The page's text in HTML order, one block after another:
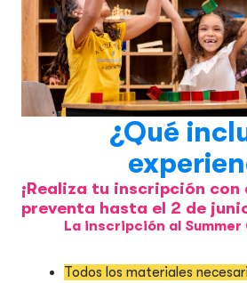
¿Qué
¡Realiza tu inscripción con
preventa hasta el 2 de
La inscripción al Summer
Todos los materiales